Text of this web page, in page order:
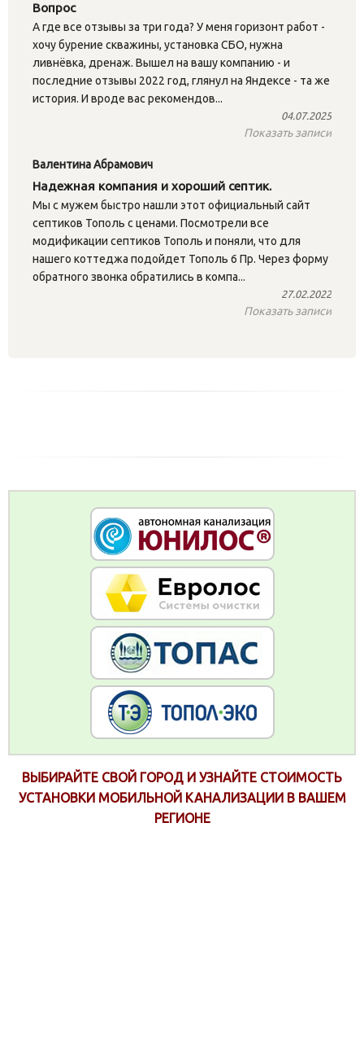
Вопрос
А где все отзывы за три года? У меня горизонт работ -
хочу бурение скважины, установка СБО, нужна
ливнёвка, дренаж. Вышел на вашу компанию - и
последние отзывы 2022 год, глянул на Яндексе - та же
история. И вроде вас рекомендов...
04.07.2025
Показать записи
Валентина Абрамович
Надежная компания и хороший септик.
Мы с мужем быстро нашли этот официальный сайт
септиков Тополь с ценами. Посмотрели все
модификации септиков Тополь и поняли, что для
нашего коттеджа подойдет Тополь 6 Пр. Через форму
обратного звонка обратились в компа...
27.02.2022
Показать записи
ВЫБИРАЙТЕ СВОЙ ГОРОД И УЗНАЙТЕ СТОИМОСТЬ
УСТАНОВКИ МОБИЛЬНОЙ КАНАЛИЗАЦИИ В ВАШЕМ
РЕГИОНЕ